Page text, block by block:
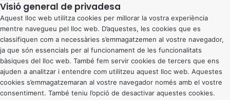
Visió general de privadesa
Aquest lloc web utilitza cookies per millorar la vostra experiència
mentre navegueu pel lloc web. D’aquestes, les cookies que es
classifiquen com a necessàries s’emmagatzemen al vostre navegador,
ja que són essencials per al funcionament de les funcionalitats
bàsiques del lloc web. També fem servir cookies de tercers que ens
ajuden a analitzar i entendre com utilitzeu aquest lloc web. Aquestes
cookies s’emmagatzemaran al vostre navegador només amb el vostre
consentiment. També teniu l’opció de desactivar aquestes cookies.